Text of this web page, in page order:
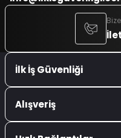
İlk İş Güvenliği
Alışveriş